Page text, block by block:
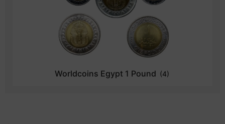
Worldcoins Egypt 1 Pound (4)